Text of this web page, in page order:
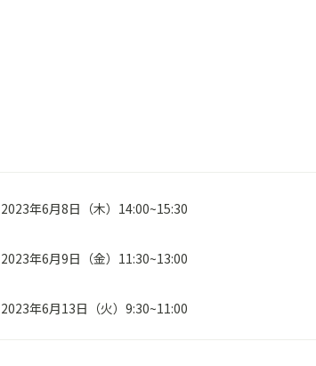
2023年6月8日（木）14:00~15:30
2023年6月9日（金）11:30~13:00
2023年6月13日（火）9:30~11:00